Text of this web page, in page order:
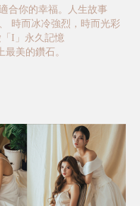
合你的幸福。人生故事
時而冰冷強烈，時而光彩
I」永久記憶
最美的鑽石。